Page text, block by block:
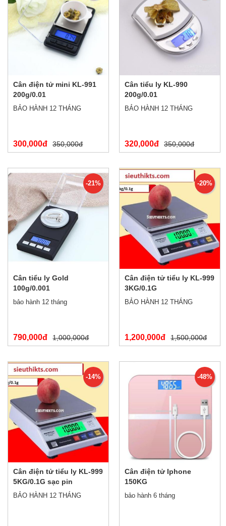
Cân điện tử mini KL-991
200g/0.01
BẢO HÀNH 12 THÁNG
300,000đ 350,000đ
Cân tiểu ly KL-990
200g/0.01
BẢO HÀNH 12 THÁNG
320,000đ 350,000đ
-21%
Cân tiểu ly Gold
100g/0.001
bảo hành 12 tháng
790,000đ 1,000,000đ
-20%
Cân điện tử tiểu ly KL-999
3KG/0.1G
BẢO HÀNH 12 THÁNG
1,200,000đ 1,500,000đ
-14%
Cân điện tử tiểu ly KL-999
5KG/0.1G sạc pin
BẢO HÀNH 12 THÁNG
-48%
Cân điện tử Iphone
150KG
bảo hành 6 tháng